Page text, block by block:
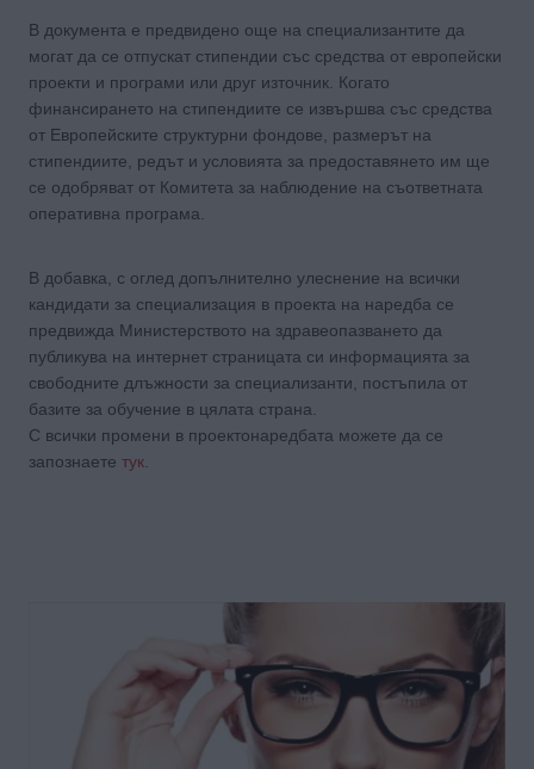
В документа е предвидено още на специализантите да
могат да се отпускат стипендии със средства от европейски
проекти и програми или друг източник. Когато
финансирането на стипендиите се извършва със средства
от Европейските структурни фондове, размерът на
стипендиите, редът и условията за предоставянето им ще
се одобряват от Комитета за наблюдение на съответната
оперативна програма.
В добавка, с оглед допълнително улеснение на всички
кандидати за специализация в проекта на наредба се
предвижда Министерството на здравеопазването да
публикува на интернет страницата си информацията за
свободните длъжности за специализанти, постъпила от
базите за обучение в цялата страна.
С всички промени в проектонаредбата можете да се
запознаете тук